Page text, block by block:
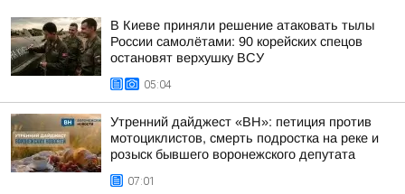
В Киеве приняли решение атаковать тылы
России самолётами: 90 корейских спецов
остановят верхушку ВСУ
05:04
Утренний дайджест «ВН»: петиция против
мотоциклистов, смерть подростка на реке и
розыск бывшего воронежского депутата
07:01